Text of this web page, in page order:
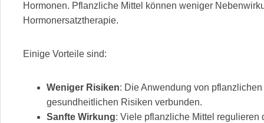
Hormonen. Pflanzliche Mittel können weniger
Hormonersatztherapie.
Einige Vorteile sind:
Weniger Risiken: Die Anwendung von
gesundheitlichen Risiken verbunden.
Sanfte Wirkung: Viele pflanzliche Mittel regulieren